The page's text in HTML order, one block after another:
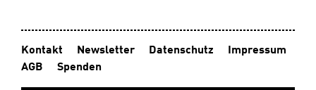
FreizeitenLehrerinnen und Lehrer im
Entdecken biblischer GeschichtenKinder werden
selbständig aktivÜbersichtliche und praxisbezogene
Erklärung Geheftet, 10,5 x 14,8 cm, 64 Seiten: 4-farbig
Kontakt Newsletter Datenschutz
Impressum
AGB
Spenden